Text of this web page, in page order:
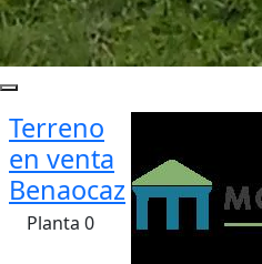
Terreno
en venta
Benaocaz
Planta 0